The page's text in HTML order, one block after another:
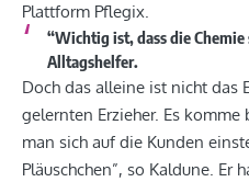
Plattform Pflegix.
“Wichtig ist, dass die
Alltagshelfer.
Doch das alleine ist nicht das
gelernten Erzieher. Es
man sich auf die Kunden
Pläuschchen”, so Kaldune. Er